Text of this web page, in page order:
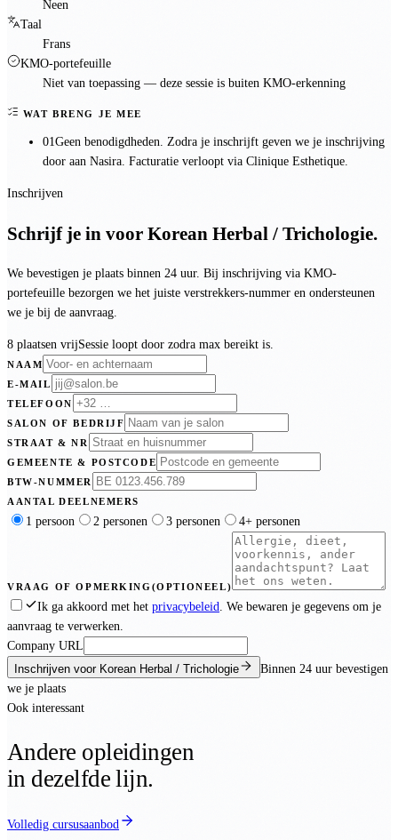
Neen
Taal
Frans
KMO-portefeuille
Niet van toepassing — deze sessie is buiten KMO-erkenning
WAT BRENG JE MEE
01Geen benodigdheden. Zodra je inschrijft geven we je inschrijving
door aan Nasira. Facturatie verloopt via Clinique Esthetique.
Inschrijven
Schrijf je in voor Korean Herbal / Trichologie.
We bevestigen je plaats binnen 24 uur. Bij inschrijving via KMO-
portefeuille bezorgen we het juiste verstrekkers-nummer en ondersteunen
we je bij de aanvraag.
8 plaatsen vrijSessie loopt door zodra max bereikt is.
NAAM
E-MAIL
TELEFOON
SALON OF BEDRIJF
STRAAT & NR
GEMEENTE & POSTCODE
BTW-NUMMER
AANTAL DEELNEMERS
1 persoon 2 personen 3 personen 4+ personen
VRAAG OF OPMERKING(OPTIONEEL)
Ik ga akkoord met het privacybeleid. We bewaren je gegevens om je
aanvraag te verwerken.
Company URL
Inschrijven voor Korean Herbal / Trichologie
Binnen 24 uur bevestigen
we je plaats
Ook interessant
Andere opleidingen
in dezelfde lijn.
Volledig cursusaanbod